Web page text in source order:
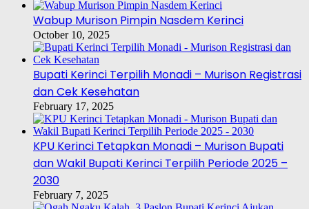
Wabup Murison Pimpin Nasdem Kerinci
October 10, 2025
Bupati Kerinci Terpilih Monadi – Murison Registrasi
dan Cek Kesehatan
February 17, 2025
KPU Kerinci Tetapkan Monadi – Murison Bupati
dan Wakil Bupati Kerinci Terpilih Periode 2025 –
2030
February 7, 2025